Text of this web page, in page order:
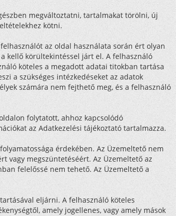
megváltoztatni, tartalmakat törölni, új
kötni.
az oldal használata során ért olyan
kellő körültekintéssel járt el. A felhasználó
köteles a megadott adatai titokban tartása
a szükséges intézkedéseket az adatok
számára nem fejthető meg, és a felhasználó
folytatott, ahhoz kapcsolódó
az Adatkezelési tájékoztató tartalmazza.
érdekében. Az Üzemeltető nem
vagy megszüntetéséért. Az Üzemeltető az
felelőssé nem tehető. Az Üzemeltető a
eljárni. A felhasználó köteles
amely jogellenes, vagy amely mások